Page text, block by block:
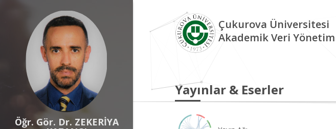
Öğr. Gör. Dr. ZEKERİYA
Çukurova Üniversitesi
Akademik Veri
Yayınlar & Eserler